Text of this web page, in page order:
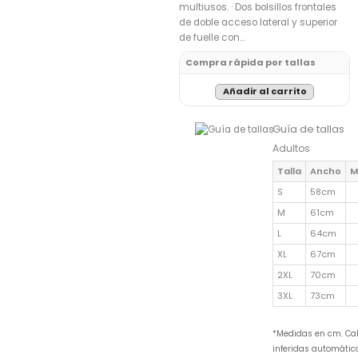
multiusos. · Dos bolsillos frontales
de doble acceso lateral y superior
de fuelle con…
Compra rápida por tallas
Añadir al carrito
Guía de tallas
Adultos
Talla Ancho
S
58cm
M
61cm
L
64cm
XL
67cm
2XL
70cm
3XL
73cm
*Medidas en cm.
inferidas